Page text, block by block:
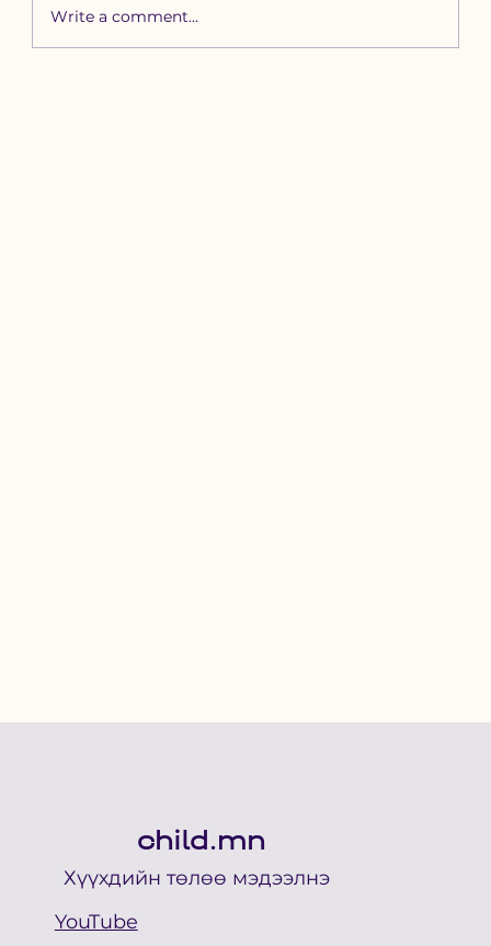
Write a comment...
child.mn
Хүүхдийн төлөө мэдээлнэ
YouTube